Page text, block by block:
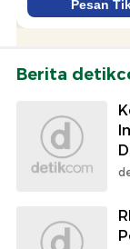
Berita